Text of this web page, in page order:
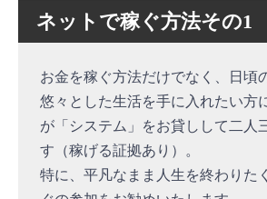
ネットで稼ぐ方法その1
お金を稼ぐ方法だけでなく、日頃
悠々とした生活を手に入れたい方
が「システム」をお貸しして二人
す（稼げる証拠あり）。
特に、平凡なまま人生を終わりた